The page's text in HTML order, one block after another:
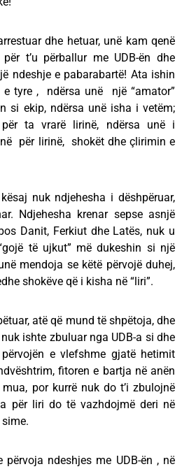
dhe hetuar, unë kam qenë
t’u përballur me UDB-ën dhe
ndeshje e pabarabartë! Ata ishin
e tyre , ndërsa unë një “amator”
si ekip, ndërsa unë isha i vetëm;
ta vrarë lirinë, ndërsa unë i
për lirinë, shokët dhe çlirimin e
nuk ndjehesha i dëshpëruar,
Ndjehesha krenar sepse asnjë
Danit, Ferkiut dhe Latës, nuk u
të ujkut” më dukeshin si një
mendoja se këtë përvojë duhej,
shokëve që i kisha në “liri”.
atë që mund të shpëtoja, dhe
ishte zbuluar nga UDB-a si dhe
e vlefshme gjatë hetimit
fitoren e bartja në anën
por kurrë nuk do t’i zbulojnë
për liri do të vazhdojmë deri në
ndeshjes me UDB-ën , në